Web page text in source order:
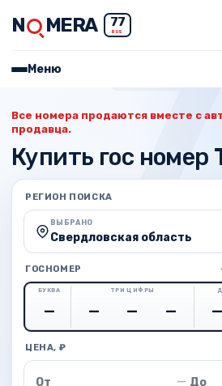
N MERA 77
RUS
Меню
Все номера продаются вместе с
продавца.
Купить гос номер
РЕГИОН ПОИСКА
ВЫБРАНО
Свердловская область
ГОСНОМЕР
БУКВА ТРИ ЦИФРЫ
ЦЕНА, ₽
Цена от — Цена